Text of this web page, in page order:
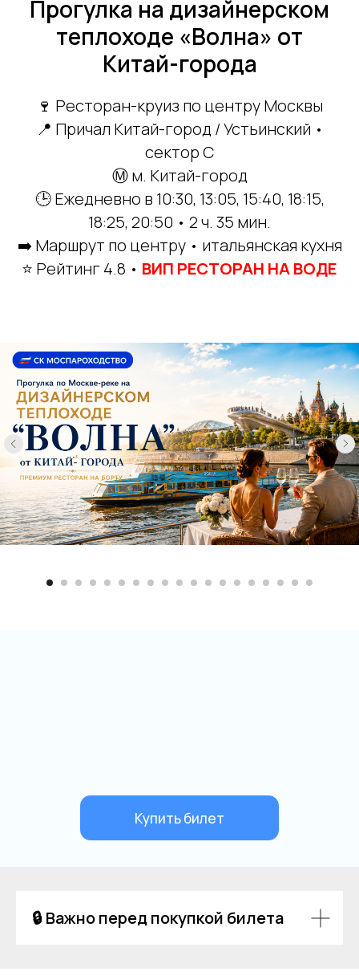
Прогулка на дизайнерском
теплоходе «Волна» от
Китай-города
🍷 Ресторан-круиз по центру Москвы
📍 Причал Китай-город / Устьинский •
сектор C
Ⓜ️ м. Китай-город
🕒 Ежедневно в 10:30, 13:05, 15:40, 18:15,
18:25, 20:50 • 2 ч. 35 мин.
➡️ Маршрут по центру • итальянская кухня
⭐ Рейтинг 4.8 • ВИП РЕСТОРАН НА ВОДЕ
Купить билет
🔒 Важно перед покупкой билета